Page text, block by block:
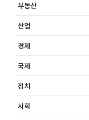
부동산
산업
경제
국제
정치
사회